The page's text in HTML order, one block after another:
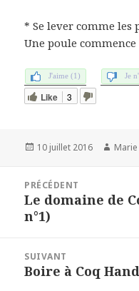
* Se lever comme les
Une poule
J'aime (1) Je
Like 3
Publié
10 juillet 2016 Marie
l’article
PRÉCÉDENT
Article
précédent :
Le domaine de
n°1)
SUIVANT
Article
Boire à Coq